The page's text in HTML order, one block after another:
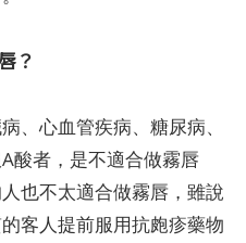
？
、心血管疾病、糖尿病、
酸者，是不適合做霧唇
也不太適合做霧唇，雖說
客人提前服用抗皰疹藥物